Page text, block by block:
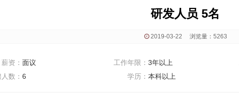
研发人员 5名
2019-03-22 浏览量：5263
： 面议 工作年限： 3年以上
数： 6 学历： 本科以上